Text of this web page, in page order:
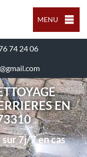
MENU
74 24 06
EN
7j/7 en cas